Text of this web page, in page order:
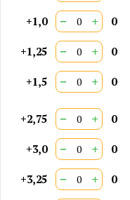
+1,0 − + 0
+1,25 − + 0
+1,5 − + 0
+2,75 − + 0
+3,0 − + 0
+3,25 − + 0